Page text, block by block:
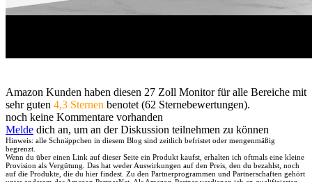
Amazon Kunden haben diesen 27 Zoll Monitor für alle Bereiche mit
sehr guten 4,3 Sternen benotet (62 Sternebewertungen).
noch keine Kommentare vorhanden
Melde dich an, um an der Diskussion teilnehmen zu können
Hinweis: alle Schnäppchen in diesem Blog sind zeitlich befristet oder mengenmäßig
begrenzt.
Wenn du über einen Link auf dieser Seite ein Produkt kaufst, erhalten ich oftmals eine kleine
Provision als Vergütung. Das hat weder Auswirkungen auf den Preis, den du bezahlst, noch
auf die Produkte, die du hier findest. Zu den Partnerprogrammen und Partnerschaften gehört